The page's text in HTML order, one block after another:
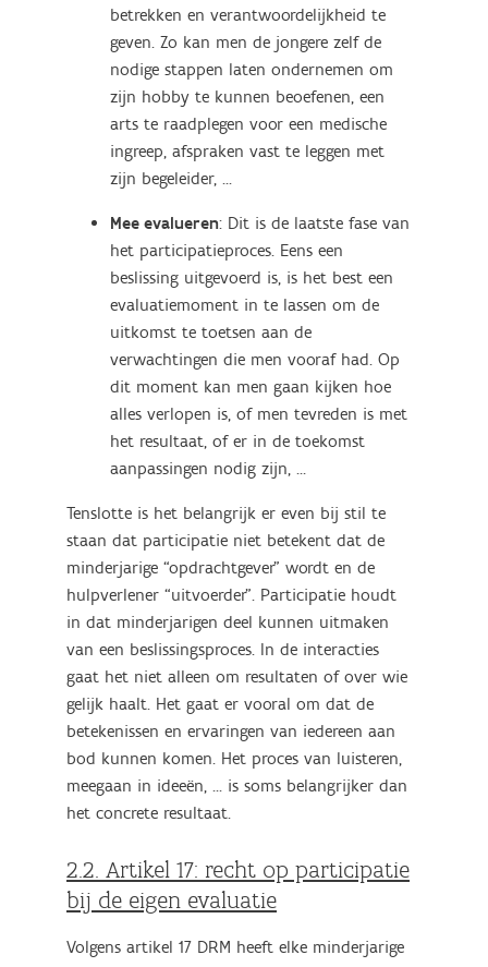
betrekken en verantwoordelijkheid te
geven. Zo kan men de jongere zelf de
nodige stappen laten ondernemen om
zijn hobby te kunnen beoefenen, een
arts te raadplegen voor een medische
ingreep, afspraken vast te leggen met
zijn begeleider, ...
Mee evalueren: Dit is de laatste fase van
het participatieproces. Eens een
beslissing uitgevoerd is, is het best een
evaluatiemoment in te lassen om de
uitkomst te toetsen aan de
verwachtingen die men vooraf had. Op
dit moment kan men gaan kijken hoe
alles verlopen is, of men tevreden is met
het resultaat, of er in de toekomst
aanpassingen nodig zijn, …
Tenslotte is het belangrijk er even bij stil te
staan dat participatie niet betekent dat de
minderjarige “opdrachtgever” wordt en de
hulpverlener “uitvoerder”. Participatie houdt
in dat minderjarigen deel kunnen uitmaken
van een beslissingsproces. In de interacties
gaat het niet alleen om resultaten of over wie
gelijk haalt. Het gaat er vooral om dat de
betekenissen en ervaringen van iedereen aan
bod kunnen komen. Het proces van luisteren,
meegaan in ideeën, ... is soms belangrijker dan
het concrete resultaat.
2.2. Artikel 17: recht op participatie
bij de eigen evaluatie
Volgens artikel 17 DRM heeft elke minderjarige